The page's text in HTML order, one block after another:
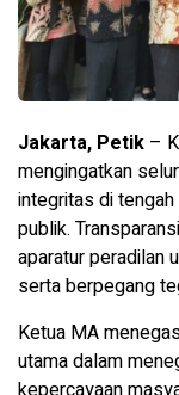
Jakarta, Petik –
mengingatkan
integritas di
publik.
aparatur peradilan
serta berpegang
Ketua MA
utama dalam